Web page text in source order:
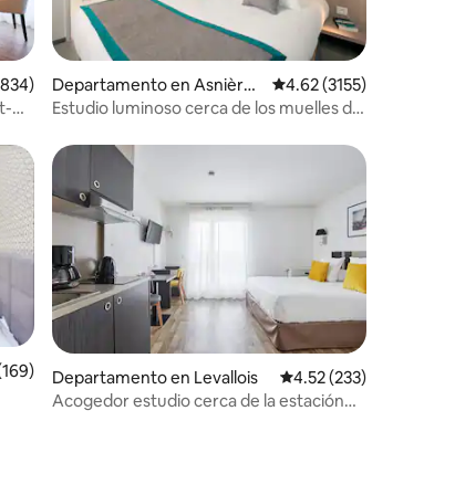
promedio: 4.63 de 5; 2834 evaluaciones
Departamento en Asnières
-sur-Seine
Calificación promedio:
4.62 (3155)
Estudio luminoso cerca de los muelles del
promedio: 4.6 de 5; 169 evaluaciones
Departamento en Levallois Calificación promedio:
4.52 (233)
Acogedor estudio cerca de la estación